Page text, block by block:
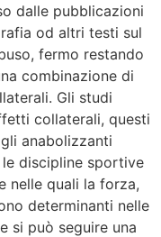
dalle pubblicazioni
od altri testi sul
fermo restando
combinazione di
Gli studi
collaterali, questi
anabolizzanti
discipline sportive
nelle quali la forza,
determinanti nelle
si può seguire una